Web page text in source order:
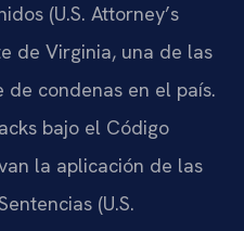
(U.S. Attorney’s
de Virginia, una de las
condenas en el país.
bajo el Código
la aplicación de las
(U.S.